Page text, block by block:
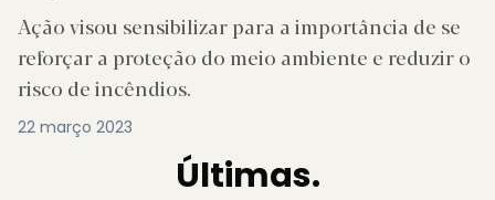
Ação visou sensibilizar para a importância de se
reforçar a proteção do meio ambiente e reduzir o
risco de incêndios.
22 março 2023
Últimas.